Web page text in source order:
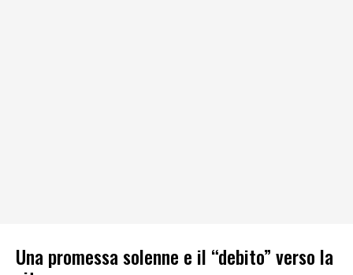
Una promessa solenne e il “debito” verso la